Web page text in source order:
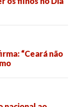
“Ceará não